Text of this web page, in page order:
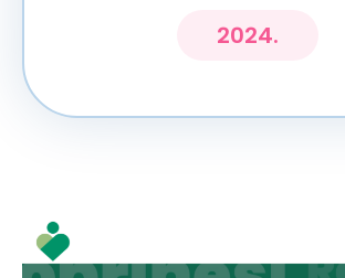
2024.